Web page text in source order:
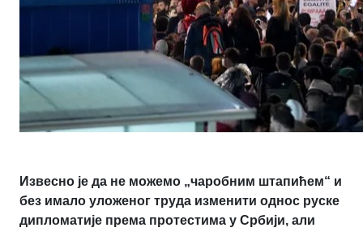
Извесно је да не можемо „чаробним штапићем“ и
без имало уложеног труда изменити однос руске
дипломатије према протестима у Србији, али